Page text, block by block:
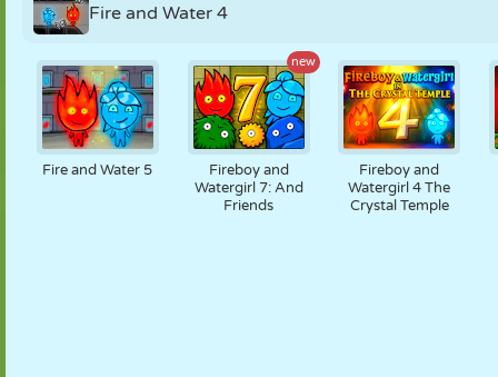
Fire and Water 4
Fire and Water 5
new
Fireboy and
Watergirl 7: And
Friends
Fireboy and
Watergirl 4 The
Crystal Temple